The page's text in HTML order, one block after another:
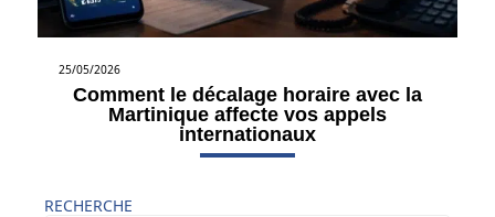
25/05/2026
Comment le décalage horaire avec la
Martinique affecte vos appels
internationaux
RECHERCHE